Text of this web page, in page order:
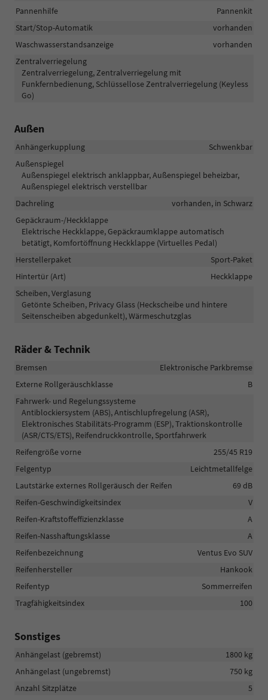
Pannenhilfe
Pannenkit
Start/Stop-Automatik
vorhanden
Waschwasserstandsanzeige
vorhanden
Zentralverriegelung
Zentralverriegelung, Zentralverriegelung mit
Funkfernbedienung, Schlüssellose Zentralverriegelung (Keyless
Go)
Außen
Anhängerkupplung
Schwenkbar
Außenspiegel
Außenspiegel elektrisch anklappbar, Außenspiegel beheizbar,
Außenspiegel elektrisch verstellbar
Dachreling
vorhanden, in Schwarz
Gepäckraum-/Heckklappe
Elektrische Heckklappe, Gepäckraumklappe automatisch
betätigt, Komfortöffnung Heckklappe (Virtuelles Pedal)
Herstellerpaket
Sport-Paket
Hintertür (Art)
Heckklappe
Scheiben, Verglasung
Getönte Scheiben, Privacy Glass (Heckscheibe und hintere
Seitenscheiben abgedunkelt), Wärmeschutzglas
Räder & Technik
Bremsen
Elektronische Parkbremse
Externe Rollgeräuschklasse
B
Fahrwerk- und Regelungssysteme
Antiblockiersystem (ABS), Antischlupfregelung (ASR),
Elektronisches Stabilitäts-Programm (ESP), Traktionskontrolle
(ASR/CTS/ETS), Reifendruckkontrolle, Sportfahrwerk
Reifengröße vorne
255/45 R19
Felgentyp
Leichtmetallfelge
Lautstärke externes Rollgeräusch der Reifen
69 dB
Reifen-Geschwindigkeitsindex
V
Reifen-Kraftstoffeffizienzklasse
A
Reifen-Nasshaftungsklasse
A
Reifenbezeichnung
Ventus Evo SUV
Reifenhersteller
Hankook
Reifentyp
Sommerreifen
Tragfähigkeitsindex
100
Sonstiges
Anhängelast (gebremst)
1800 kg
Anhängelast (ungebremst)
750 kg
Anzahl Sitzplätze
5